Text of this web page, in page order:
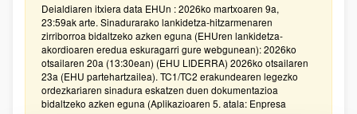
Deialdiaren itxiera data EHUn : 2026ko martxoaren 9a,
23:59ak arte. Sinadurarako lankidetza-hitzarmenaren
zirriborroa bidaltzeko azken eguna (EHUren lankidetza-
akordioaren eredua eskuragarri gure webgunean): 2026ko
otsailaren 20a (13:30ean) (EHU LIDERRA) 2026ko otsailaren
23a (EHU partehartzailea). TC1/TC2 erakundearen legezko
ordezkariaren sinadura eskatzen duen dokumentazioa
bidaltzeko azken eguna (Aplikazioaren 5. atala: Enpresa